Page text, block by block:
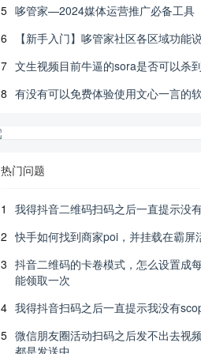
5 哆管家—2024媒体运营推广必备工具
6
【新手入门】哆管家社区各区域功能
7 文生视频目前牛逼的sora是否可以杀
8 有没有可以免费体验使用文心一言的
热门问题
1
我得抖音二维码扫码之后一直提示没
2 快手如何找到商家poi，并挂载在霸屏
3 抖音二维码的卡卷模式，怎么设置成
能领取一次
4 我得抖音扫码之后一直提示我没有
5 微信朋友圈活动扫码之后发不出去视
都是发送中